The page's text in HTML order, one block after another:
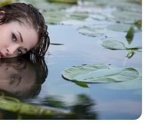
dan Fakta Shandy Aulia
Baca selengkapnya